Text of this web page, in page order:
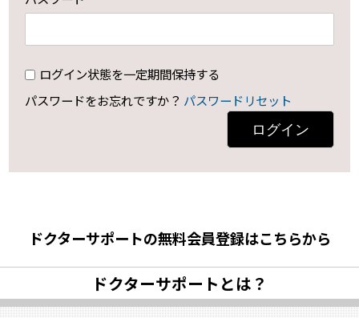
ログイン状態を一定期間保持する
パスワードをお忘れですか？ パスワードリセット
ログイン
ドクターサポートの無料会員登録はこちらから
ドクターサポートとは？